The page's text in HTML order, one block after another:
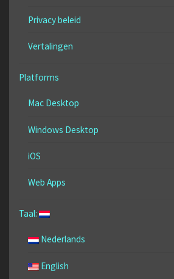
Privacy beleid
Vertalingen
Platforms
Mac Desktop
Windows Desktop
iOS
Web Apps
Taal:
Nederlands
English